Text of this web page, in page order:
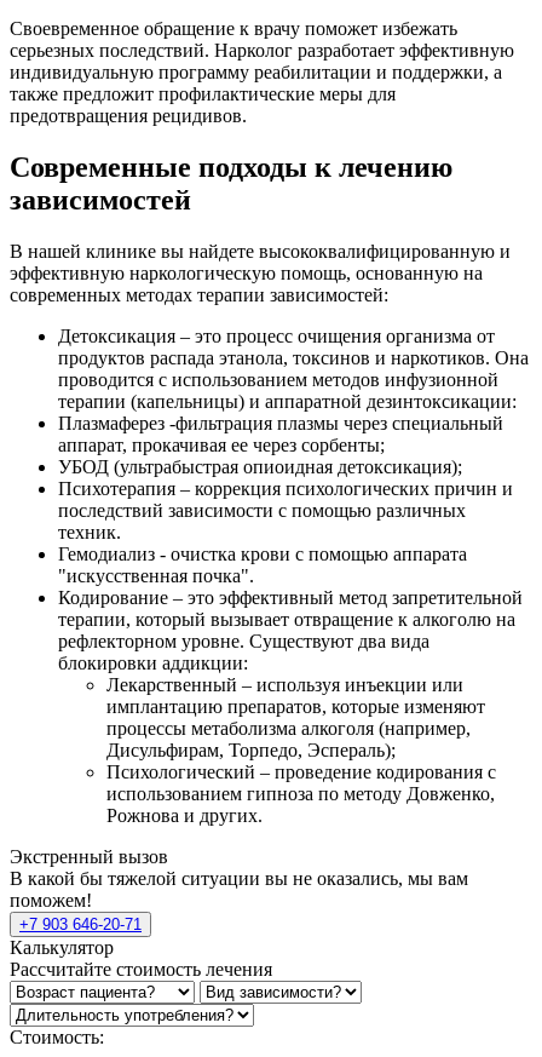
Своевременное обращение к врачу поможет избежать
серьезных последствий. Нарколог разработает эффективную
индивидуальную программу реабилитации и поддержки, а
также предложит профилактические меры для
предотвращения рецидивов.
Современные подходы к лечению
зависимостей
В нашей клинике вы найдете высококвалифицированную и
эффективную наркологическую помощь, основанную на
современных методах терапии зависимостей:
Детоксикация – это процесс очищения организма от
продуктов распада этанола, токсинов и наркотиков. Она
проводится с использованием методов инфузионной
терапии (капельницы) и аппаратной дезинтоксикации:
Плазмаферез -фильтрация плазмы через специальный
аппарат, прокачивая ее через сорбенты;
УБОД (ультрабыстрая опиоидная детоксикация);
Психотерапия – коррекция психологических причин и
последствий зависимости с помощью различных
техник.
Гемодиализ - очистка крови с помощью аппарата
"искусственная почка".
Кодирование – это эффективный метод запретительной
терапии, который вызывает отвращение к алкоголю на
рефлекторном уровне. Существуют два вида
блокировки аддикции:
Лекарственный – используя инъекции или
имплантацию препаратов, которые изменяют
процессы метаболизма алкоголя (например,
Дисульфирам, Торпедо, Эспераль);
Психологический – проведение кодирования с
использованием гипноза по методу Довженко,
Рожнова и других.
Экстренный вызов
В какой бы тяжелой ситуации вы не оказались, мы вам
поможем!
+7 903 646-20-71
Калькулятор
Рассчитайте стоимость лечения
Стоимость: